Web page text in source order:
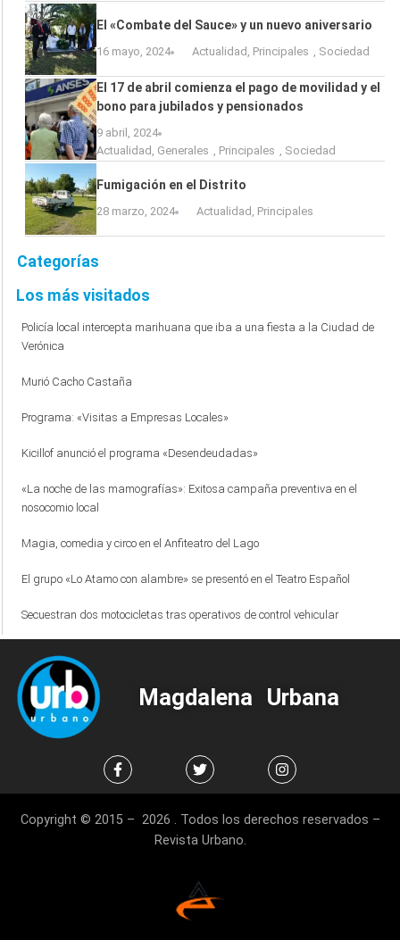
El «Combate del Sauce» y un nuevo aniversario
16 mayo, 2024 Actualidad , Principales , Sociedad
El 17 de abril comienza el pago de movilidad y el
bono para jubilados y pensionados
9 abril, 2024
Actualidad Generales Principales Sociedad
Fumigación en el Distrito
28 marzo, 2024 Actualidad , Principales
Categorías
Los más visitados
Policía local intercepta marihuana que iba a una fiesta a la Ciudad de
Verónica
Murió Cacho Castaña
Programa: «Visitas a Empresas Locales»
Kicillof anunció el programa «Desendeudadas»
«La noche de las mamografías»: Exitosa campaña preventiva en el
nosocomio local
Magia, comedia y circo en el Anfiteatro del Lago
El grupo «Lo Atamo con alambre» se presentó en el Teatro Español
Secuestran dos motocicletas tras operativos de control vehicular
Magdalena Urbana
Copyright © 2015 – 2026 . Todos los derechos reservados –
Revista Urbano.